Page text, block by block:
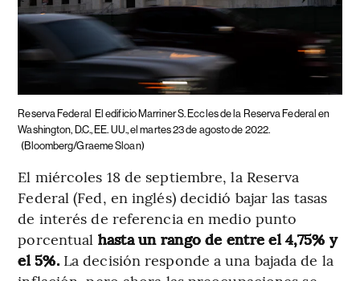
Reserva Federal El edificio Marriner S. Eccles de la Reserva Federal en
Washington, D.C., EE. UU., el martes 23 de agosto de 2022.
(Bloomberg/Graeme Sloan)
El miércoles 18 de septiembre, la Reserva
Federal (Fed, en inglés) decidió bajar las tasas
de interés de referencia en medio punto
porcentual hasta un rango de entre el 4,75% y
el 5%.La decisión responde a una bajada de la